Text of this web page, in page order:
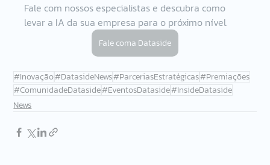
Fale com nossos especialistas e descubra como
levar a IA da sua empresa para o próximo nível.
Fale coma Dataside
#Inovação#DatasideNews#ParceriasEstratégicas#Premiações
#ComunidadeDataside#EventosDataside#InsideDataside
News